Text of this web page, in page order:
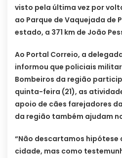
visto pela última vez por
ao Parque de Vaquejada de
estado, a 371 km de João
Ao Portal Correio, a
informou que policiais
Bombeiros da região
quinta-feira (21), as
apoio de cães farejadores
da região também ajudam
“Não descartamos hipótese
cidade, mas como